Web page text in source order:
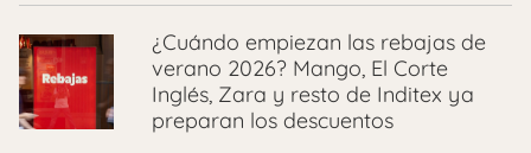
¿Cuándo empiezan las rebajas de
verano 2026? Mango, El Corte
Inglés, Zara y resto de Inditex ya
preparan los descuentos